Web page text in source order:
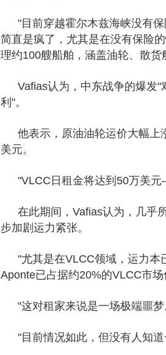
"目前穿越霍尔木兹海峡没有
简直是疯了，尤其是在没有保险
理约100艘船舶，涵盖油轮、散货
Vafias认为，中东战争的爆发
利"。
他表示，原油油轮运价大幅上
美元。
"VLCC日租金将达到50万美
在此期间，Vafias认为，几乎
步加剧运力紧张。
"尤其是在VLCC领域，运力本
Aponte已占据约20%的VLCC市场
"这对租家来说是一场极端噩
"目前情况如此，但没有人知